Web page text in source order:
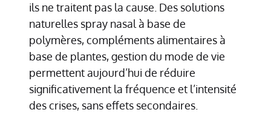
ils ne traitent pas la cause. Des solutions
naturelles spray nasal à base de
polymères, compléments alimentaires à
base de plantes, gestion du mode de vie
permettent aujourd’hui de réduire
significativement la fréquence et l’intensité
des crises, sans effets secondaires.